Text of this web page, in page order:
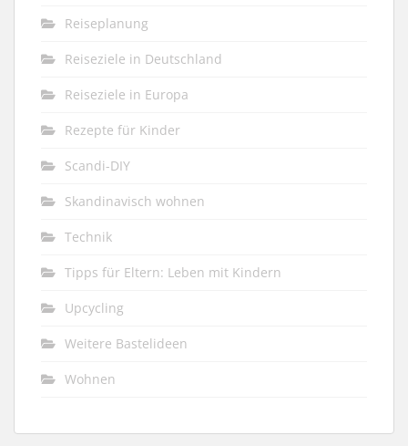
Reiseplanung
Reiseziele in Deutschland
Reiseziele in Europa
Rezepte für Kinder
Scandi-DIY
Skandinavisch wohnen
Technik
Tipps für Eltern: Leben mit Kindern
Upcycling
Weitere Bastelideen
Wohnen